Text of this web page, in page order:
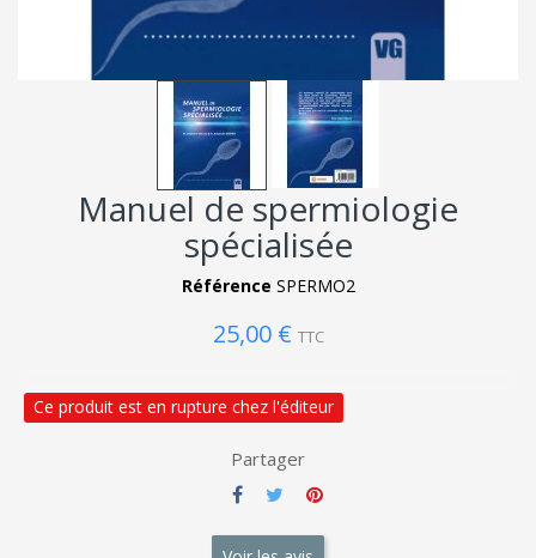
Manuel de spermiologie
spécialisée
Référence SPERMO2
25,00 € TTC
Ce produit est en rupture chez l'éditeur
Partager